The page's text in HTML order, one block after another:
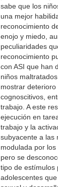
sabe que los
una mejor
reconocimiento
enojo y miedo,
peculiaridades
reconocimiento
con ASI que han
niños
mostrar
cognoscitivos,
trabajo. A este
ejecución en
trabajo y la
subyacente a las
modulada por los
pero se
tipo de estímulos
adolescentes